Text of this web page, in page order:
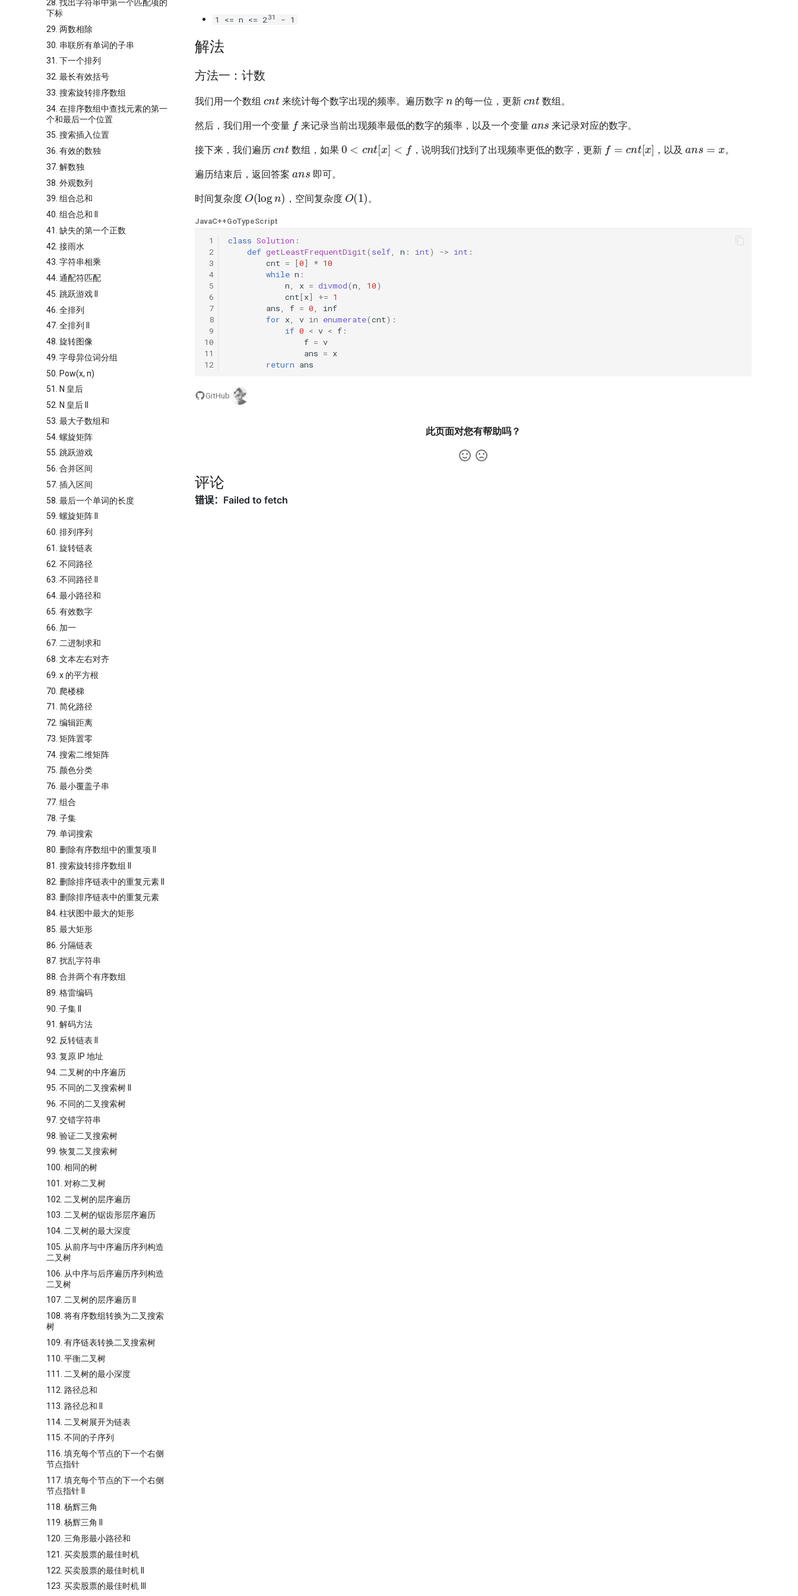
28. 找出字符串中第一个匹配项的
下标
29. 两数相除
30. 串联所有单词的子串
31. 下一个排列
32. 最长有效括号
33. 搜索旋转排序数组
34. 在排序数组中查找元素的第一
个和最后一个位置
35. 搜索插入位置
36. 有效的数独
37. 解数独
38. 外观数列
39. 组合总和
40. 组合总和 II
41. 缺失的第一个正数
42. 接雨水
43. 字符串相乘
44. 通配符匹配
45. 跳跃游戏 II
46. 全排列
47. 全排列 II
48. 旋转图像
49. 字母异位词分组
50. Pow(x, n)
51. N 皇后
52. N 皇后 II
53. 最大子数组和
54. 螺旋矩阵
55. 跳跃游戏
56. 合并区间
57. 插入区间
58. 最后一个单词的长度
59. 螺旋矩阵 II
60. 排列序列
61. 旋转链表
62. 不同路径
63. 不同路径 II
64. 最小路径和
65. 有效数字
66. 加一
67. 二进制求和
68. 文本左右对齐
69. x 的平方根
70. 爬楼梯
71. 简化路径
72. 编辑距离
73. 矩阵置零
74. 搜索二维矩阵
75. 颜色分类
76. 最小覆盖子串
77. 组合
78. 子集
79. 单词搜索
80. 删除有序数组中的重复项 II
81. 搜索旋转排序数组 II
82. 删除排序链表中的重复元素 II
83. 删除排序链表中的重复元素
84. 柱状图中最大的矩形
85. 最大矩形
86. 分隔链表
87. 扰乱字符串
88. 合并两个有序数组
89. 格雷编码
90. 子集 II
91. 解码方法
92. 反转链表 II
93. 复原 IP 地址
94. 二叉树的中序遍历
95. 不同的二叉搜索树 II
96. 不同的二叉搜索树
97. 交错字符串
98. 验证二叉搜索树
99. 恢复二叉搜索树
100. 相同的树
101. 对称二叉树
102. 二叉树的层序遍历
103. 二叉树的锯齿形层序遍历
104. 二叉树的最大深度
105. 从前序与中序遍历序列构造
二叉树
106. 从中序与后序遍历序列构造
二叉树
107. 二叉树的层序遍历 II
108. 将有序数组转换为二叉搜索
树
109. 有序链表转换二叉搜索树
110. 平衡二叉树
111. 二叉树的最小深度
112. 路径总和
113. 路径总和 II
114. 二叉树展开为链表
115. 不同的子序列
116. 填充每个节点的下一个右侧
节点指针
117. 填充每个节点的下一个右侧
节点指针 II
118. 杨辉三角
119. 杨辉三角 II
120. 三角形最小路径和
121. 买卖股票的最佳时机
122. 买卖股票的最佳时机 II
123. 买卖股票的最佳时机 III
1 <= n <= 231 - 1
解法
方法一：计数
我们用一个数组 来统计每个数字出现的频率。遍历数字 的每一位，更新 数组。
然后，我们用一个变量 来记录当前出现频率最低的数字的频率，以及一个变量 来记录对应的数字。
接下来，我们遍历 数组，如果
0 cnt[x ]
，说明我们找到了出现频率更低的数字，更新
f= [x ]
，以及 。
遍历结束后，返回答案 即可。
时间复杂度
O (log n
，空间复杂度
O (1)
。
JavaC++GoTypeScript
1
2
3
4
5
6
7
8
9
10
11
12
class Solution :
def getLeastFrequentDigit( self, n : int) -> int :
cnt = [0] * 10
while n :
n, x = divmod(n, 10)
cnt[x] += 1
ans, f = 0,
inf
for x, v in enumerate(cnt):
if 0 < v < f :
f = v
ans = x
return ans
GitHub
此页面对您有帮助吗？
评论